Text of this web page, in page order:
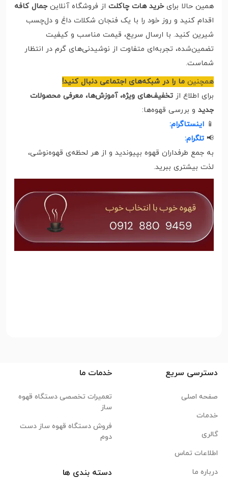
همین حالا برایخرید هات چاکلت از فروشگاه آنلاینجمال کافه
اقدام کنید و روز خود را با یک فنجان شکلات داغ و دل‌چسب
شیرین کنید. با ارسال سریع، قیمت مناسب و کیفیت
تضمین‌شده، تجربه‌ای متفاوت از نوشیدنی‌های گرم در انتظار
شماست.
همچنین ما را در شبکه‌های اجتماعی دنبال کنید!
برای اطلاع از تخفیف‌های ویژه، آموزش‌ها، معرفی محصولات
جدید و بررسی قهوه‌ها:
📱 اینستاگرام:
📢 تلگرام:
به جمع طرفداران قهوه بپیوندید و از هر لحظه‌ی قهوه‌نوشی،
لذت بیشتری ببرید.
دسترسی سریع
صفحه اصلی
خدمات
گالری
اطلاعات تماس
درباره ما
خدمات ما
تعمیرات تخصصی دستگاه قهوه
ساز
فروش دستگاه قهوه ساز دست
دوم
دسته بندی ها